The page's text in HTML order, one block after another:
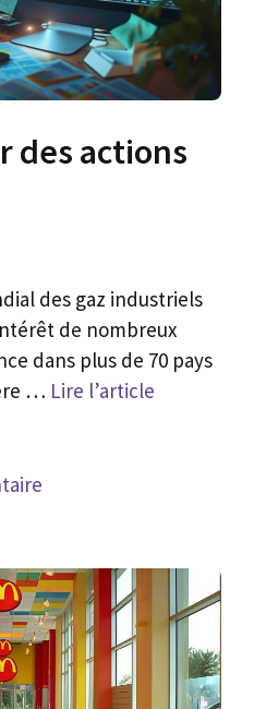
des actions
des gaz industriels
de nombreux
dans plus de 70 pays
… Lire l’article